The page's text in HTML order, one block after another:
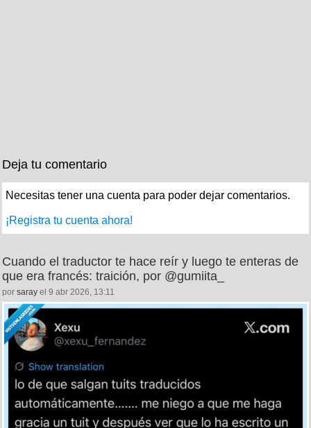
Deja tu comentario
Necesitas tener una cuenta para poder dejar comentarios.
¡Registra tu cuenta ahora!
Cuando el traductor te hace reír y luego te enteras de
que era francés: traición, por @gumiita_
por saray el 9 abr 2026, 13:11